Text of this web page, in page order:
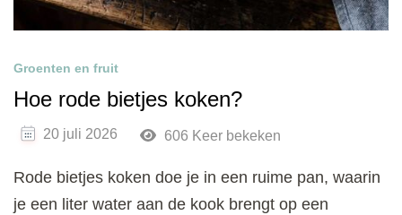
Groenten en fruit
Hoe rode bietjes koken?
20 juli 2026 606 Keer bekeken
Rode bietjes koken doe je in een ruime pan, waarin
je een liter water aan de kook brengt op een